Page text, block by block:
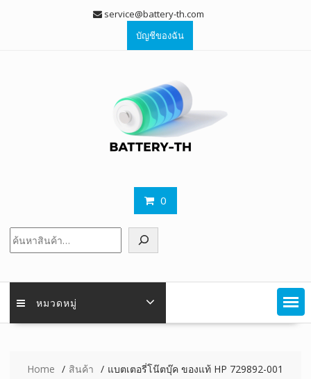
service@battery-th.com
บัญชีของฉัน
0
หมวดหมู่
Home สินค้า แบตเตอรี่โน๊ตบุ๊ค ของแท้ HP 729892-001